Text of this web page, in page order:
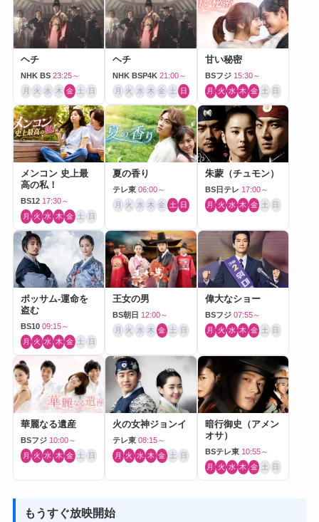
ヘチ
NHK BS 23:25～
月 火 水 木 金 土 日
ヘチ
NHK BSP4K 21:00～
月 火 水 木 金 土 日
甘い秘密
BSフジ 15:30～
月 火 水 木 金 土 日
メンコン 史上最
高の私！
BS12 17:30～
月 火 水 木 金 土 日
夏の香り
テレ東 06:00～
月 火 水 木 金 土 日
朱蒙（チュモン）
BS日テレ 17:00～
月 火 水 木 金 土 日
ポッサム-運命を
盗む
BS10 09:15～
月 火 水 木 金 土 日
王女の男
BS朝日 12:00～
月 火 水 木 金 土 日
偉大なショー
BSフジ 07:55～
月 火 水 木 金 土 日
華麗なる遺産
BSフジ 10:00～
月 火 水 木 金 土 日
火の女神ジョンイ
テレ東 08:15～
月 火 水 木 金 土 日
暗行御史（アメン
オサ）
BSテレ東 10:55～
月 火 水 木 金 土 日
もうすぐ放映開始